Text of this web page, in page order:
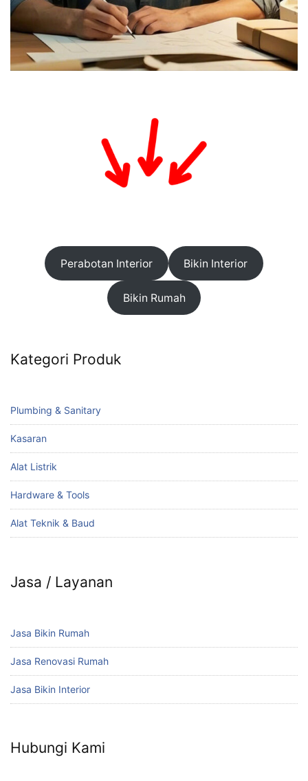
Perabotan Interior Bikin Interior
Bikin Rumah
Kategori Produk
Plumbing & Sanitary
Kasaran
Alat Listrik
Hardware & Tools
Alat Teknik & Baud
Jasa / Layanan
Jasa Bikin Rumah
Jasa Renovasi Rumah
Jasa Bikin Interior
Hubungi Kami